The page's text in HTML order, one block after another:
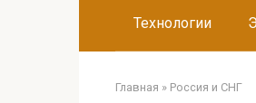
Технологии
Главная » Россия и СНГ